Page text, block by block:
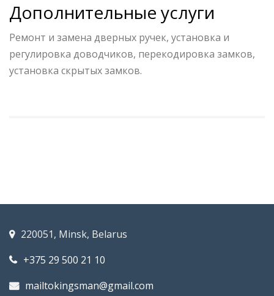
Дополнительные услуги
Ремонт и замена дверных ручек, установка и
регулировка доводчиков, перекодировка замков,
установка скрытых замков.
220051, Minsk, Belarus
+375 29 500 21 10
mailtokingsman@gmail.com